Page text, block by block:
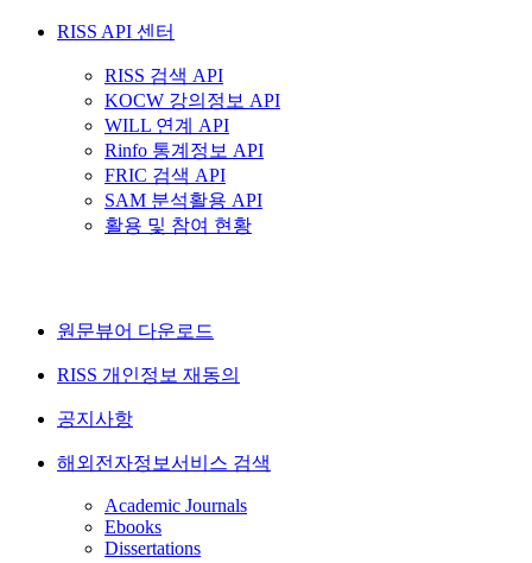
RISS API 센터
RISS 검색 API
KOCW 강의정보 API
WILL 연계 API
Rinfo 통계정보 API
FRIC 검색 API
SAM 분석활용 API
활용 및 참여 현황
원문뷰어 다운로드
RISS 개인정보 재동의
공지사항
해외전자정보서비스 검색
Academic Journals
Ebooks
Dissertations